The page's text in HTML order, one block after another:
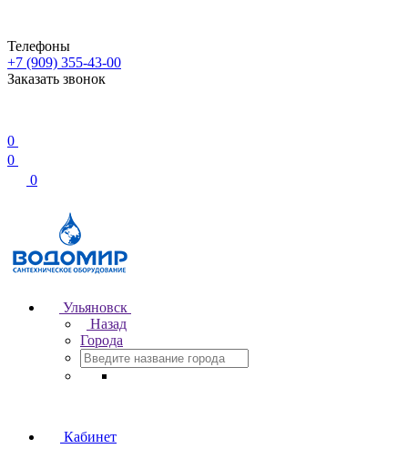
Телефоны
+7 (909) 355-43-00
Заказать звонок
0
0
0
Ульяновск
Назад
Города
Кабинет